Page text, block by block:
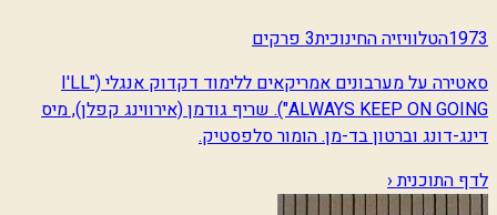
1973הטלוויזיה החינוכית3 פרקים
סאטירה על מערבונים אמריקאים ללימוד דקדוק אנגלי ("I'LL
ALWAYS KEEP ON GOING"). שריף גודמן (אירווינג קפלן), מיס
דינג-דונג וברטון בד-מן. הומור סלפסטיק.
לדף התוכנית ‹